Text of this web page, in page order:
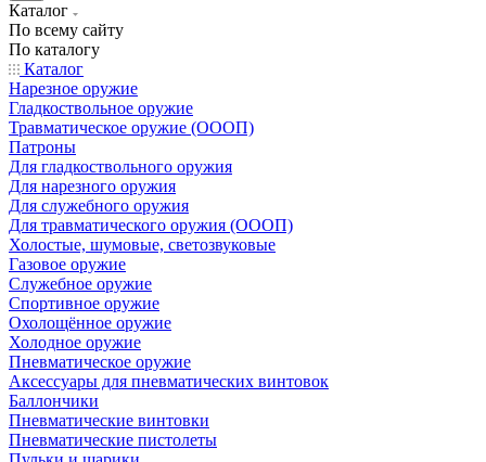
Каталог
По всему сайту
По каталогу
Каталог
Нарезное оружие
Гладкоствольное оружие
Травматическое оружие (ОООП)
Патроны
Для гладкоствольного оружия
Для нарезного оружия
Для служебного оружия
Для травматического оружия (ОООП)
Холостые, шумовые, светозвуковые
Газовое оружие
Служебное оружие
Спортивное оружие
Охолощённое оружие
Холодное оружие
Пневматическое оружие
Аксессуары для пневматических винтовок
Баллончики
Пневматические винтовки
Пневматические пистолеты